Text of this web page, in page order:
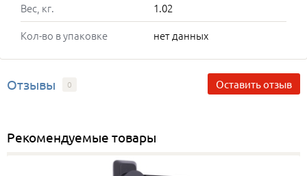
Вес, кг.
1.02
Кол-во в упаковке
нет данных
Отзывы 0 Оставить отзыв
Рекомендуемые товары